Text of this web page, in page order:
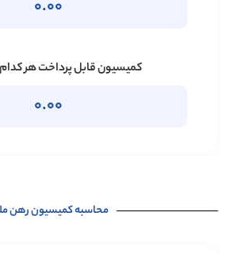
0.00
کمیسیون قابل پرداخت هر
0.00
محاسبه کمیسیون رهن